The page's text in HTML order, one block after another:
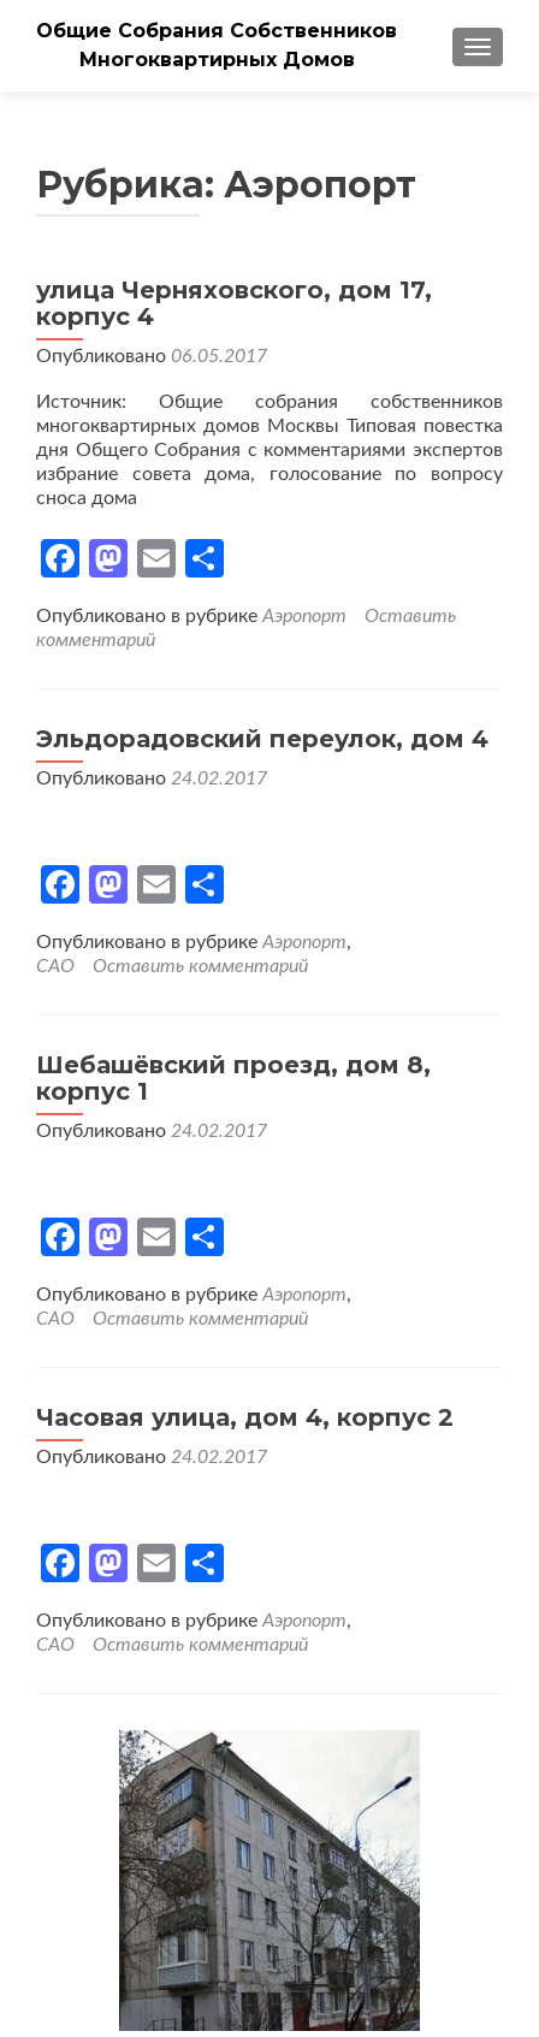
Общие Собрания Собственников
Многоквартирных Домов
Рубрика: Аэропорт
улица Черняховского, дом 17,
корпус 4
Опубликовано 06.05.2017
Источник: Общие собрания собственников
многоквартирных домов Москвы Типовая повестка
дня Общего Собрания с комментариями экспертов
избрание совета дома, голосование по вопросу
сноса дома
Facebook
Mastodon
Email
Опубликовано в рубрике Аэропорт
Оставить
комментарий
Эльдорадовский переулок, дом 4
Опубликовано 24.02.2017
Facebook
Mastodon
Email
Опубликовано в рубрике Аэропорт,
САО
Оставить комментарий
Шебашёвский проезд, дом 8,
корпус 1
Опубликовано 24.02.2017
Facebook
Mastodon
Email
Опубликовано в рубрике Аэропорт,
САО
Оставить комментарий
Часовая улица, дом 4, корпус 2
Опубликовано 24.02.2017
Facebook
Mastodon
Email
Опубликовано в рубрике Аэропорт,
САО
Оставить комментарий